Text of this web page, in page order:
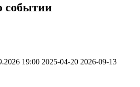
событии
19:00 2025-04-20 2026-09-13